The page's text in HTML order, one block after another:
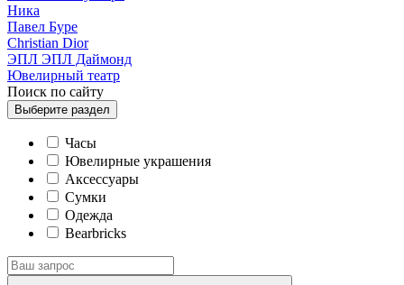
Ника
Павел Буре
Сhristian Dior
ЭПЛ ЭПЛ Даймонд
Ювелирный театр
Поиск по сайту
Выберите раздел
Часы
Ювелирные украшения
Аксессуары
Сумки
Одежда
Bearbricks